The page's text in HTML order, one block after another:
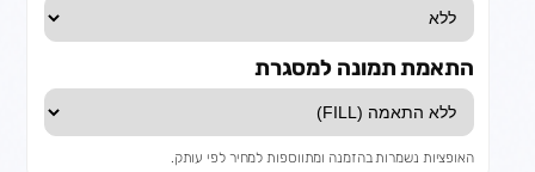
התאמת תמונה למסגרת
האופציות נשמרות בהזמנה ומתווספות למחיר לפי עותק.